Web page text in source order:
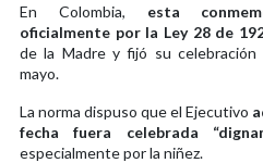
En Colombia, esta
oficialmente por la Ley 28 de
de la Madre y fijó su
mayo.
La norma dispuso que el Ejecutivo
fecha fuera celebrada
especialmente por la niñez.